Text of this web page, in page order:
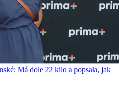
Má dole 22 kilo a popsala, jak